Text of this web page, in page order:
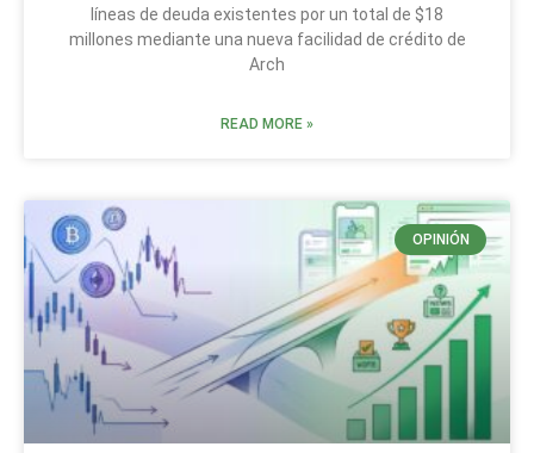
líneas de deuda existentes por un total de $18
millones mediante una nueva facilidad de crédito de
Arch
READ MORE »
OPINIÓN